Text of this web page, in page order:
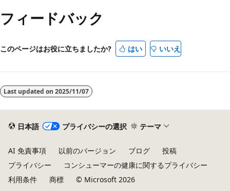
フィードバック
このページはお役に立ちましたか? はい いいえ
Last updated on 2025/11/07
日本語 プライバシーの選択 テーマ
AI 免責事項 以前のバージョン ブログ
投稿
プライバシー
コンシューマーの健康に関するプライバシー
利用条件
商標 © Microsoft 2026